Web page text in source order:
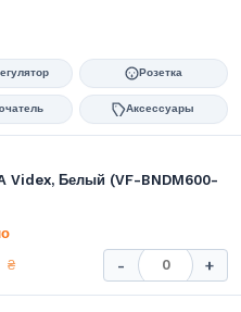
Розетка
Аксессуары
Videx, Белый (VF-BNDM600-
₴ - +